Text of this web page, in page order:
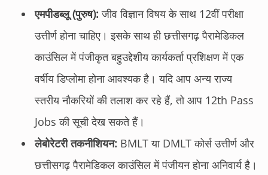
एमपीडब्लू (पुरुष): जीव विज्ञान विषय के साथ 12वीं परीक्षा
उत्तीर्ण होना चाहिए। इसके साथ ही छत्तीसगढ़ पैरामेडिकल
काउंसिल में पंजीकृत बहुउद्देशीय कार्यकर्ता प्रशिक्षण में एक
वर्षीय डिप्लोमा होना आवश्यक है। यदि आप अन्य राज्य
स्तरीय नौकरियों की तलाश कर रहे हैं, तो आप 12th Pass
Jobs की सूची देख सकते हैं।
लेबोरेटरी तकनीशियन: BMLT या DMLT कोर्स उत्तीर्ण और
छत्तीसगढ़ पैरामेडिकल काउंसिल में पंजीयन होना अनिवार्य है।